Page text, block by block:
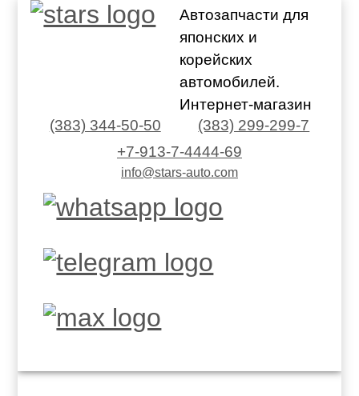
Автозапчасти для
японских и
корейских
автомобилей.
Интернет-магазин
(383) 344-50-50
(383) 299-299-7
+7-913-7-4444-69
info@stars-auto.com